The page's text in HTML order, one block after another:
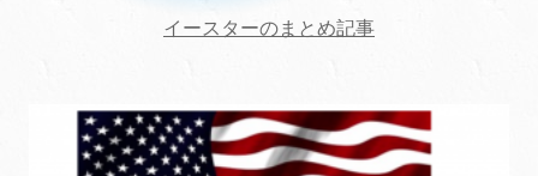
イースターのまとめ記事